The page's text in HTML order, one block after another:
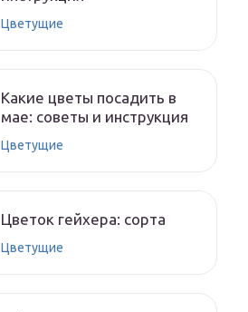
Цветущие
Какие цветы посадить в
мае: советы и инструкция
Цветущие
Цветок гейхера: сорта
Цветущие